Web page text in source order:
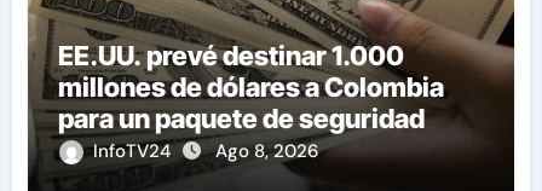
EE.UU. prevé destinar 1.000
millones de dólares a Colombia
para un paquete de seguridad
InfoTV24 Ago 8, 2026